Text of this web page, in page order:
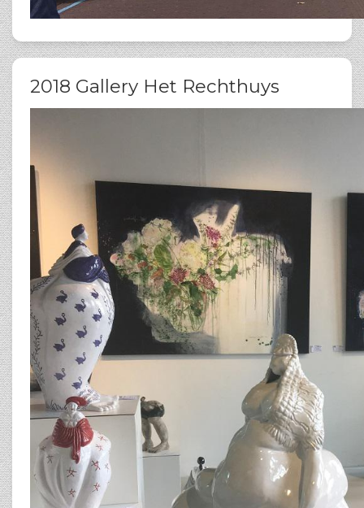
2018 Gallery Het Rechthuys